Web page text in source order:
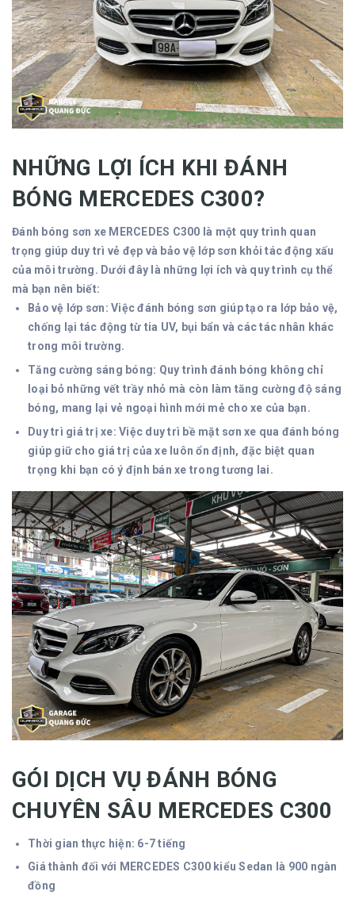
NHỮNG LỢI ÍCH KHI ĐÁNH
BÓNG MERCEDES C300?
Đánh bóng sơn xe MERCEDES C300 là một quy trình quan
trọng giúp duy trì vẻ đẹp và bảo vệ lớp sơn khỏi tác động xấu
của môi trường. Dưới đây là những lợi ích và quy trình cụ thể
mà bạn nên biết:
Bảo vệ lớp sơn: Việc đánh bóng sơn giúp tạo ra lớp bảo vệ,
chống lại tác động từ tia UV, bụi bẩn và các tác nhân khác
trong môi trường.
Tăng cường sáng bóng: Quy trình đánh bóng không chỉ
loại bỏ những vết trầy nhỏ mà còn làm tăng cường độ sáng
bóng, mang lại vẻ ngoại hình mới mẻ cho xe của bạn.
Duy trì giá trị xe: Việc duy trì bề mặt sơn xe qua đánh bóng
giúp giữ cho giá trị của xe luôn ổn định, đặc biệt quan
trọng khi bạn có ý định bán xe trong tương lai.
GÓI DỊCH VỤ ĐÁNH BÓNG
CHUYÊN SÂU MERCEDES C300
Thời gian thực hiện: 6-7 tiếng
Giá thành đối với MERCEDES C300 kiểu Sedan là 900 ngàn
đồng